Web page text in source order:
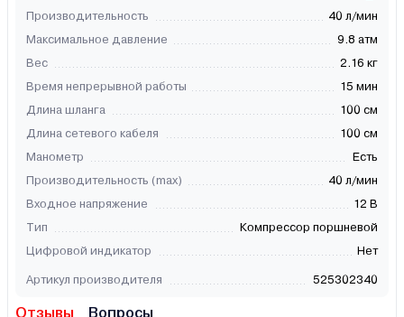
Производительность
40 л/мин
Максимальное давление
9.8 атм
Вес
2.16 кг
Время непрерывной работы
15 мин
Длина шланга
100 см
Длина сетевого кабеля
100 см
Манометр
Есть
Производительность (max)
40 л/мин
Входное напряжение
12 В
Тип
Компрессор поршневой
Цифровой индикатор
Нет
Артикул производителя 525302340
Отзывы Вопросы